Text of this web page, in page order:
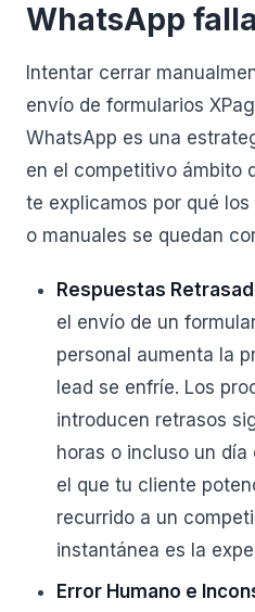
WhatsApp
Intentar cerrar
envío de formularios
WhatsApp es una
en el competitivo ámbito
te explicamos por qué
o manuales se quedan
Respuestas
el envío de un
personal aumenta la
lead se enfríe. Los
introducen retrasos
horas o incluso un
el que tu cliente
recurrido a un
instantánea es la
Error Humano e